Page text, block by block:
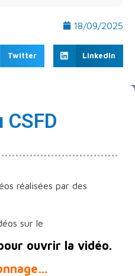
18/09/2025
Twitter LinkedIn
réalisées par des
sur le
ouvrir la vidéo.